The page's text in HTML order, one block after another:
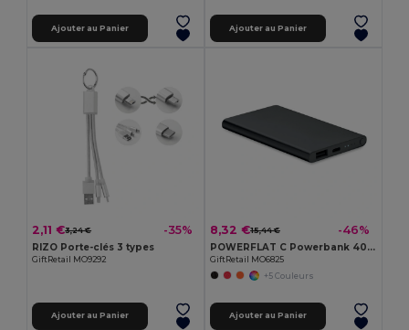
Ajouter au Panier Ajouter au Panier
2,11 €3,24 € -35%
RIZO Porte-clés 3 types
GiftRetail MO9292
Ajouter au Panier
8,32 €15,44 € -46%
POWERFLAT C Powerbank 4000 mAh Type C
GiftRetail MO6825
+5 Couleurs
Ajouter au Panier